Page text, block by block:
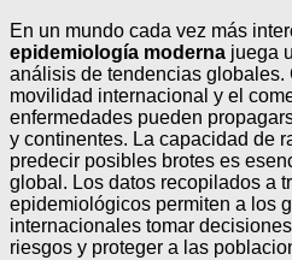
En un mundo cada vez más
epidemiología moderna juega
análisis de tendencias globales.
movilidad internacional y el
enfermedades pueden
y continentes. La capacidad de
predecir posibles brotes es
global. Los datos recopilados a
epidemiológicos permiten a los
internacionales tomar
riesgos y proteger a las